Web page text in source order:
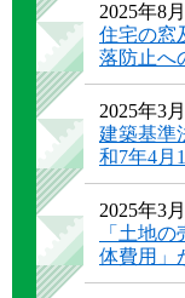
2025年8
住宅の窓
落防止へ
2025年3
建築基準
和7年4月
2025年3
「土地
体費用」